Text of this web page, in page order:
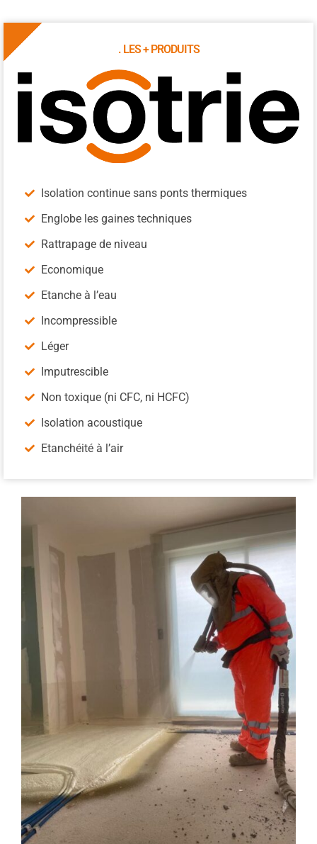
. LES + PRODUITS
Isolation continue sans ponts thermiques
Englobe les gaines techniques
Rattrapage de niveau
Economique
Etanche à l’eau
Incompressible
Léger
Imputrescible
Non toxique (ni CFC, ni HCFC)
Isolation acoustique
Etanchéité à l’air